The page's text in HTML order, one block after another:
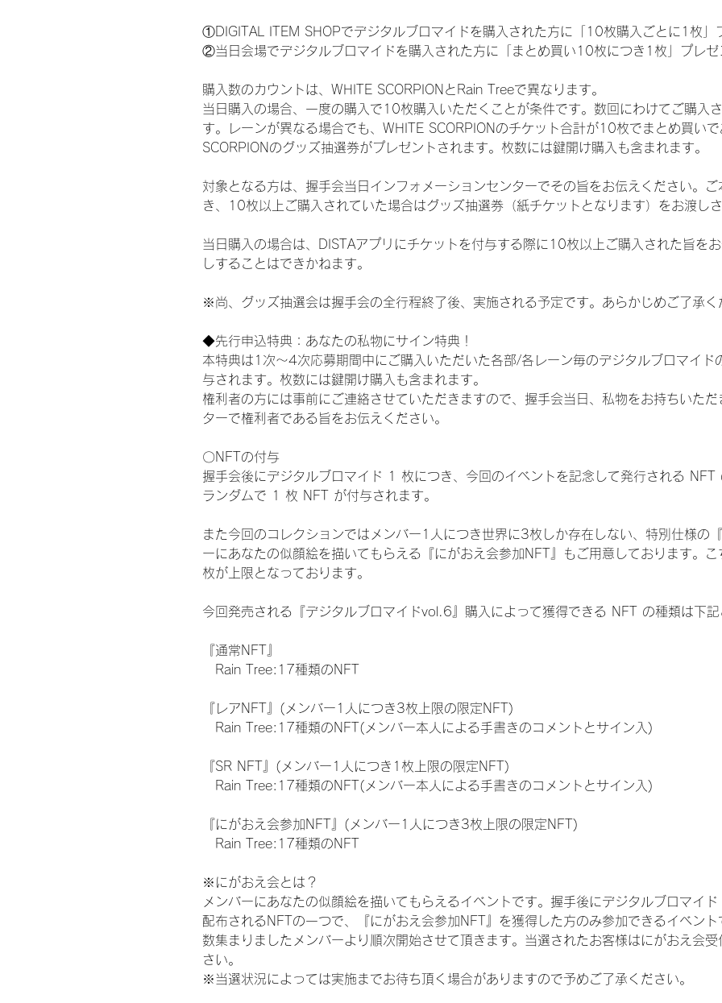
①DIGITAL ITEM SHOPでデジタルブロマイドを購入された方に「10枚購入ごとに1枚」
②当日会場でデジタルブロマイドを購入された方に「まとめ買い10枚につき1枚」プレゼ
購入数のカウントは、WHITE SCORPIONとRain Treeで異なります。
当日購入の場合、一度の購入で10枚購入いただくことが条件です。数回にわけてご購入
す。レーンが異なる場合でも、WHITE SCORPIONのチケット合計が10枚でまとめ買い
SCORPIONのグッズ抽選券がプレゼントされます。枚数には鍵開け購入も含まれます。
対象となる方は、握手会当日インフォメーションセンターでその旨をお伝えください。
き、10枚以上ご購入されていた場合はグッズ抽選券（紙チケットとなります）をお渡しさ
当日購入の場合は、DISTAアプリにチケットを付与する際に10枚以上ご購入された旨を
しすることはできかねます。
※尚、グッズ抽選会は握手会の全行程終了後、実施される予定です。あらかじめご了承く
◆先行申込特典：あなたの私物にサイン特典！
本特典は1次〜4次応募期間中にご購入いただいた各部/各レーン毎のデジタルブロマイド
与されます。枚数には鍵開け購入も含まれます。
権利者の方には事前にご連絡させていただきますので、握手会当日、私物をお持ちいた
ターで権利者である旨をお伝えください。
〇NFTの付与
握手会後にデジタルブロマイド 1 枚につき、今回のイベントを記念して発行される NFT
ランダムで 1 枚 NFT が付与されます。
また今回のコレクションではメンバー1人につき世界に3枚しか存在しない、特別仕様の
ーにあなたの似顔絵を描いてもらえる『にがおえ会参加NFT』もご用意しております。
枚が上限となっております。
今回発売される『デジタルブロマイドvol.6』購入によって獲得できる NFT の種類は下記
『通常NFT』
Rain Tree:17種類のNFT
『レアNFT』(メンバー1人につき3枚上限の限定NFT)
Rain Tree:17種類のNFT(メンバー本人による手書きのコメントとサイン入)
『SR NFT』(メンバー1人につき1枚上限の限定NFT)
Rain Tree:17種類のNFT(メンバー本人による手書きのコメントとサイン入)
『にがおえ会参加NFT』(メンバー1人につき3枚上限の限定NFT)
Rain Tree:17種類のNFT
※にがおえ会とは？
メンバーにあなたの似顔絵を描いてもらえるイベントです。握手後にデジタルブロマイ
配布されるNFTの一つで、『にがおえ会参加NFT』を獲得した方のみ参加できるイベン
数集まりましたメンバーより順次開始させて頂きます。当選されたお客様はにがおえ会
さい。
※当選状況によっては実施までお待ち頂く場合がありますので予めご了承ください。